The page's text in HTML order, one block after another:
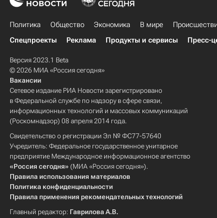
Политика Общество Экономика В мире
Спецпроекты
Реклама Продукты и сервисы Пресс-
Версия 2023.1 Beta
© 2026 МИА «Россия сегодня»
Вакансии
Сетевое издание РИА Новости зарегистрировано
в Федеральной службе по надзору в сфере связи,
информационных технологий и массовых коммуникаций
(Роскомнадзор) 08 апреля 2014 года.
Свидетельство о регистрации Эл № ФС77-57640
Учредитель: Федеральное государственное унитарное
предприятие Международное информационное агентство
«Россия сегодня» (МИА «Россия сегодня»).
Правила использования материалов
Политика конфиденциальности
Правила применения рекомендательных технологий
Главный редактор: Гаврилова А.В.